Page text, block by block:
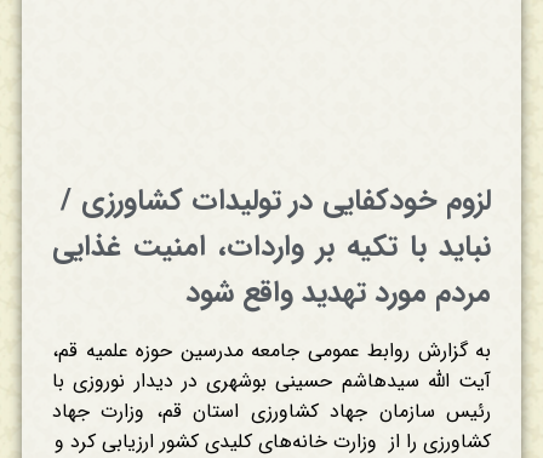
لزوم خودکفایی در تولیدات کشاورزی /
نباید با تکیه بر واردات، امنیت غذایی
مردم مورد تهدید واقع شود
به گزارش روابط عمومی جامعه مدرسین حوزه علمیه قم،
آیت الله سیدهاشم حسینی بوشهری در دیدار نوروزی با
رئیس سازمان جهاد کشاورزی استان قم، وزارت جهاد
کشاورزی را از وزارت خانه‌های کلیدی کشور ارزیابی کرد و